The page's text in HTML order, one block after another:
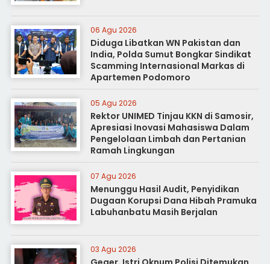
06 Agu 2026
Diduga Libatkan WN Pakistan dan
India, Polda Sumut Bongkar Sindikat
Scamming Internasional Markas di
Apartemen Podomoro
05 Agu 2026
Rektor UNIMED Tinjau KKN di Samosir,
Apresiasi Inovasi Mahasiswa Dalam
Pengelolaan Limbah dan Pertanian
Ramah Lingkungan
07 Agu 2026
Menunggu Hasil Audit, Penyidikan
Dugaan Korupsi Dana Hibah Pramuka
Labuhanbatu Masih Berjalan
03 Agu 2026